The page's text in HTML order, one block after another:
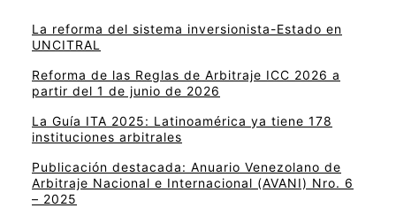
La reforma del sistema inversionista-Estado en
UNCITRAL
Reforma de las Reglas de Arbitraje ICC 2026 a
partir del 1 de junio de 2026
La Guía ITA 2025: Latinoamérica ya tiene 178
instituciones arbitrales
Publicación destacada: Anuario Venezolano de
Arbitraje Nacional e Internacional (AVANI) Nro. 6
– 2025